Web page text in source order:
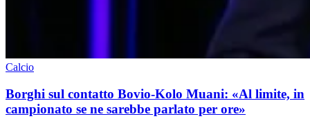
Calcio
Borghi sul contatto Bovio-Kolo Muani: «Al limite, in
campionato se ne sarebbe parlato per ore»